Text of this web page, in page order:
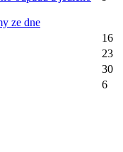
ze dne
16
23
30
6